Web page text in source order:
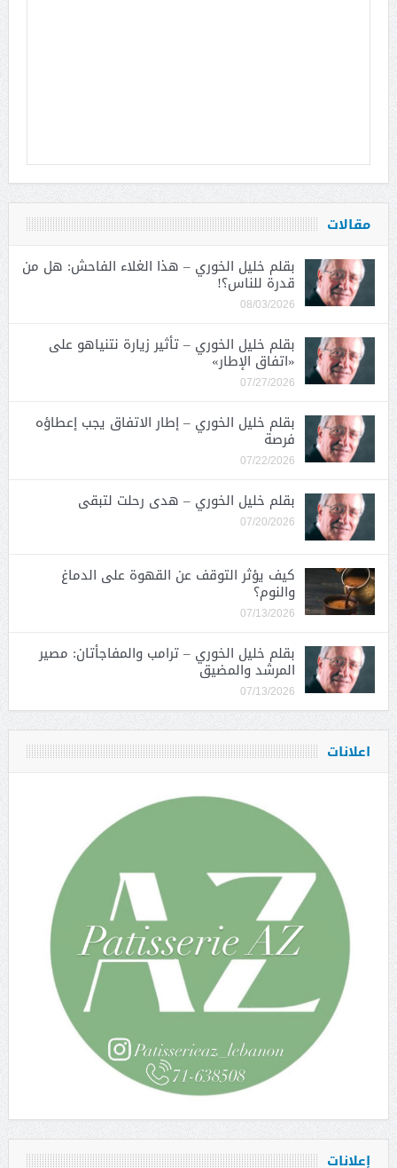
مقالات
بقلم خليل الخوري – هذا الغلاء الفاحش: هل من
قدرة للناس؟!
08/03/2026
بقلم خليل الخوري – تأثير زيارة نتنياهو على
«اتفاق الإطار»
07/27/2026
بقلم خليل الخوري – إطار الاتفاق يجب إعطاؤه
فرصة
07/22/2026
بقلم خليل الخوري – هدى رحلت لتبقى
07/20/2026
كيف يؤثر التوقف عن القهوة على الدماغ
والنوم؟
07/13/2026
بقلم خليل الخوري – ترامب والمفاجأتان: مصير
المرشد والمضيق
07/13/2026
اعلانات
إعلانات